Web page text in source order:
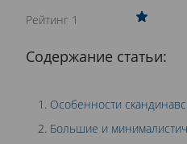
Содержание статьи:
Особенности
Большие и
Рейтинг 1